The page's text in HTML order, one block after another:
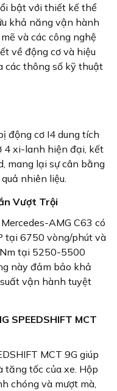
bật với thiết kế thể
khả năng vận hành
và các công nghệ
về động cơ và hiệu
các thông số kỹ thuật
động cơ I4 dung tích
4 xi-lanh hiện đại, kết
mang lại sự cân bằng
nhiên liệu.
Vượt Trội
AMG C63 có
tại 6750 vòng/phút và
tại 5250-5500
này đảm bảo khả
vận hành tuyệt
SPEEDSHIFT MCT
MCT 9G giúp
tốc của xe. Hộp
chóng và mượt mà,